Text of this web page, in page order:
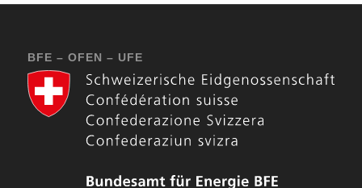
BFE – OFEN – UFE